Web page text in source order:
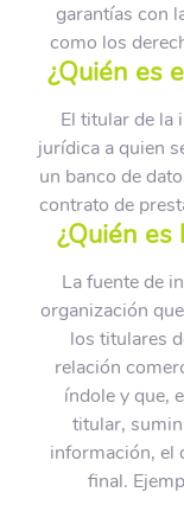
garantías con
como los
¿Quién es
El titular de la
jurídica a quien
un banco de
contrato de
¿Quién
La fuente de
organización
los titulares
relación
índole y que,
titular,
información, el
final.